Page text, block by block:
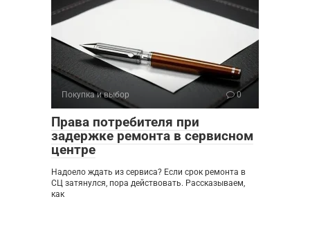
Покупка и выбор 0
Права потребителя при
задержке ремонта в сервисном
центре
Надоело ждать из сервиса? Если срок ремонта в
СЦ затянулся, пора действовать. Рассказываем,
как